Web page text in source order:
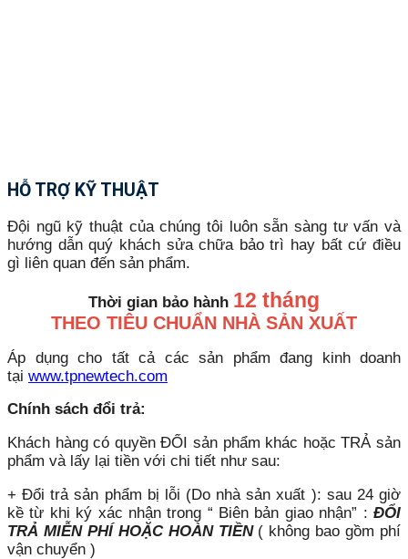
HỖ TRỢ KỸ THUẬT
Đội ngũ kỹ thuật của chúng tôi luôn sẵn sàng tư vấn và
hướng dẫn quý khách sửa chữa bảo trì hay bất cứ điều
gì liên quan đến sản phẩm.
Thời gian bảo hành 12 tháng
THEO TIÊU CHUẨN NHÀ SẢN XUẤT
Áp dụng cho tất cả các sản phẩm đang kinh doanh
tại www.tpnewtech.com
Chính sách đổi trả:
Khách hàng có quyền ĐỔI sản phẩm khác hoặc TRẢ sản
phẩm và lấy lại tiền với chi tiết như sau:
+ Đổi trả sản phẩm bị lỗi (Do nhà sản xuất ): sau 24 giờ
kề từ khi ký xác nhận trong “ Biên bản giao nhận” : ĐỔI
TRẢ MIỄN PHÍ HOẶC HOÀN TIỀN( không bao gồm phí
vận chuyển )